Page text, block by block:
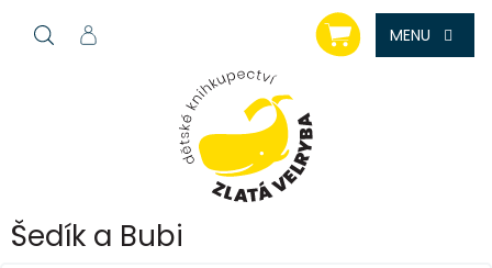
NÁKUPNÍ
KOŠÍK
Šedík a Bubi